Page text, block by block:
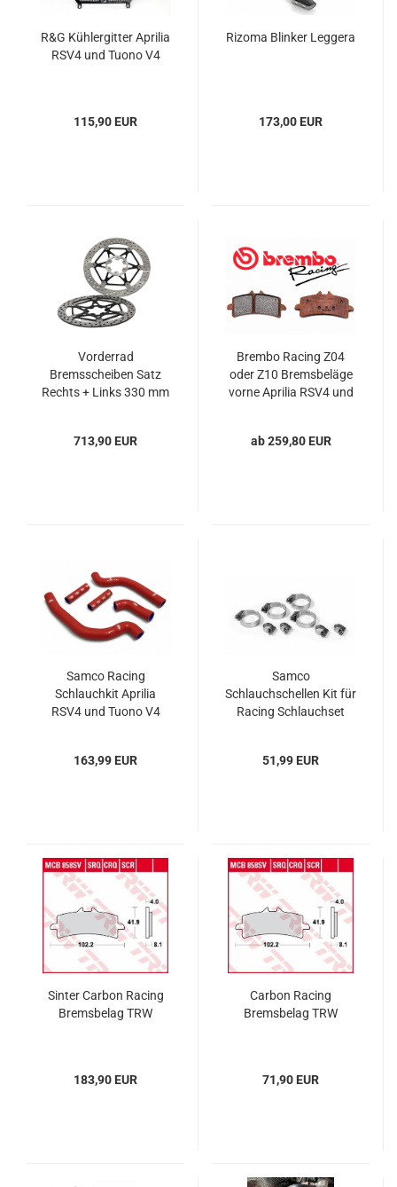
R&G Kühlergitter Aprilia
RSV4 und Tuono V4
115,90 EUR
Rizoma Blinker Leggera
173,00 EUR
Vorderrad
Bremsscheiben Satz
Rechts + Links 330 mm
713,90 EUR
Brembo Racing Z04
oder Z10 Bremsbeläge
vorne Aprilia RSV4 und
ab 259,80 EUR
Samco Racing
Schlauchkit Aprilia
RSV4 und Tuono V4
163,99 EUR
Samco
Schlauchschellen Kit für
Racing Schlauchset
51,99 EUR
Sinter Carbon Racing
Bremsbelag TRW
183,90 EUR
Carbon Racing
Bremsbelag TRW
71,90 EUR